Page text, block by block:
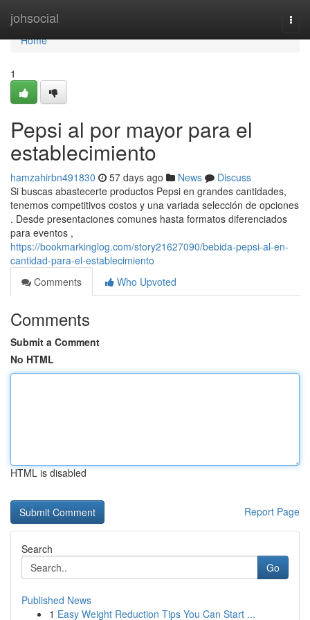
johsocial
Home
Home
1
Pepsi al por mayor para el
establecimiento
hamzahirbn491830 57 days ago News
Discuss
Si buscas abastecerte productos Pepsi en grandes cantidades,
tenemos competitivos costos y una variada selección de opciones
. Desde presentaciones comunes hasta formatos diferenciados
para eventos ,
https://bookmarkinglog.com/story21627090/bebida-pepsi-al-en-
cantidad-para-el-establecimiento
Comments
Who Upvoted
Comments
Submit a Comment
No HTML
HTML is disabled
Report Page
Search
Go
Published News
1 Easy Weight Reduction Tips You Can Start ...